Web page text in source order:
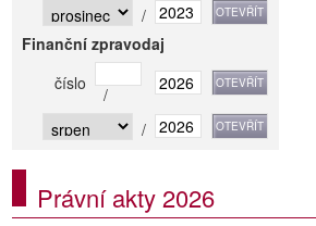
/
Finanční zpravodaj
číslo
/
/
Právní akty 2026